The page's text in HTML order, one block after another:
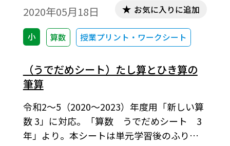
2020年05月18日
小 算数 授業プリント・ワークシート
お気に入りに追加
（うでだめシート）たし算とひき算の
筆算
令和2～5（2020～2023）年度用「新しい算
数 3」に対応。「算数 うでだめシート 3
年」より。本シートは単元学習後のふり返